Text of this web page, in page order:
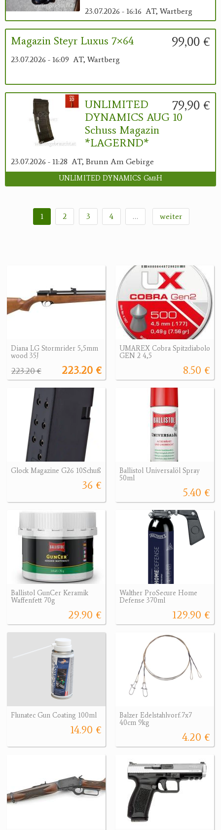
23.07.2026 - 16:16 AT, Wartberg
99,00 €
Magazin Steyr Luxus 7×64
23.07.2026 - 16:09 AT, Wartberg
79,90 €
UNLIMITED
DYNAMICS AUG 10
Schuss Magazin
*LAGERND*
23.07.2026 - 11:28 AT, Brunn Am Gebirge
UNLIMITED DYNAMICS GmbH
1 2 3 4 … weiter
Diana LG Stormrider 5,5mm
wood 35J
223.20 €
223.20 €
UMAREX Cobra Spitzdiabolo
GEN 2 4,5
8.50 €
Glock Magazine G26 10Schuß
36 €
Ballistol Universalöl Spray
50ml
5.40 €
Ballistol GunCer Keramik
Waffenfett 70g
29.90 €
Walther ProSecure Home
Defense 370ml
129.90 €
Flunatec Gun Coating 100ml
14.90 €
Balzer Edelstahlvorf.7x7
40cm 9kg
4.20 €